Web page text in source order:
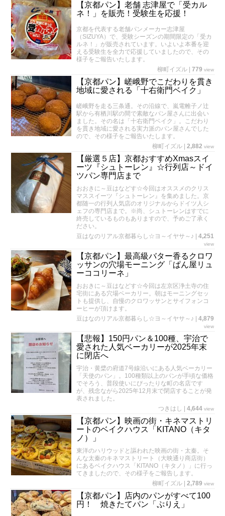
【京都パン】老舗 志津屋で「受カル
ネ！」を販売！受験生を応援！
京都を代表する老舗パンメーカー志津屋
（SIZUYA）で、受験シーズンの期間限定の「受カ
ルネ！」が販売されています。いよいよ本番を迎
える受験生を全力で応援していましたので、その
様子をご報告いたします。
柳町イズル
779 view
【京都パン】嵯峨野でこだわりを貫き
地域に愛される「十右衛門ベイク」
嵯峨野を走る三条通。その沿線で、嵐電帷子ノ辻
駅から有栖川駅の間で素敵なパン屋さんに出会い
ました。その名は「十右衛門ベイク」。こだわり
を貫き地域に愛される実力派のパン屋さんでした
ので、その様子をご報告いたします。
柳町イズル
2,882 view
【厳選５店】京都おすすめXmasスイ
ーツ『シュトーレン』☆行列店～ドイ
ツパン専門店まで
おおきに～豆はなどす☆今回はオススメのクリス
マススイーツ『シュトーレン』を集めました。京
都随一の行列人気店のオリジナルからドイツ人シ
ェフの専門店まで。※尚、シュトーレンはすでに
終売しているものもありますので、予めご了承く
ださい。
豆はなのリアル京都暮らし☆ヨ～イヤサ～♪
4,251
view
【京都パン】最高級バター香るクロワ
ッサンの穴場モーニング「ぱん屋リュ
ーココリーネ」
おおきに～豆はなどす☆今回は左京区浄土寺の住
宅街にある穴場ベーカリー。朝はモーニングセッ
トも提供し、自慢のクロワッサンとサイフォンコ
ーヒーが頂けます。
豆はなのリアル京都暮らし☆ヨ～イヤサ～♪
4,879
view
【悲報】150円パン＆100種、宇治で
愛された人気ベーカリーが2025年末
に閉店へ
宇治・黄檗の府道7号線沿いにある人気ベーカリー
「天使のパン」。100種類以上のパンが手頃な価格
でそろう、普段使いにぴったりな町の名店です
が、残念ながら2025年12月末で閉店することが発
表されました。
つきはし
4,644 view
【京都パン】映画の街・キネマストリ
ートのベイクハウス「KITANO（キタ
ノ）」
東洋のハリウッドと謳われた映画の街・太秦。そ
んな太秦のキネマストリート（大映通り商店街）
にあるベイクハウス「KITANO（キタノ）」に行っ
てきましたので、その様子をご報告します。
柳町イズル
2,789 view
【京都パン】店内のパンがすべて100
円！ 焼きたてパン「ぷりえ」